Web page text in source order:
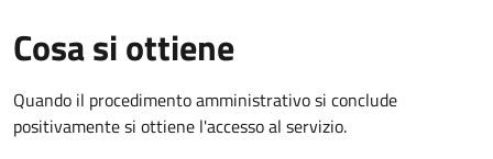
Cosa si ottiene
Quando il procedimento amministrativo si conclude
positivamente si ottiene l'accesso al servizio.